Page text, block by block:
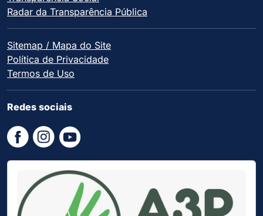
Radar da Transparência Pública
Sitemap / Mapa do Site
Política de Privacidade
Termos de Uso
Redes sociais